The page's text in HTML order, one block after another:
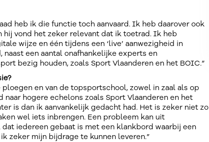
heb ik die functie toch aanvaard. Ik heb daarover ook
hij vond het zeker relevant dat ik toetrad. Ik heb
wijze en één tijdens een ‘live’ aanwezigheid in
een aantal onafhankelijke experts en
bezig houden, zoals Sport Vlaanderen en het BOIC.”
en van de topsportschool, zowel in zaal als op
hogere echelons zoals Sport Vlaanderen en het
is dan ik aanvankelijk gedacht had. Het is zeker niet zo
wel iets inbrengen. Een probleem kan uit
iedereen gebaat is met een klankbord waarbij een
zeker mijn bijdrage te kunnen leveren.”